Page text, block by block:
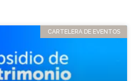
CARTELERA DE EVENTOS